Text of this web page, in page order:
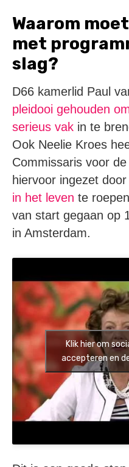
Waarom
met
slag?
D66 kamerlid Paul
pleidooi gehouden
serieus vak in te
Ook Neelie Kroes
Commissaris voor
hiervoor ingezet
in het leven te
van start gegaan op
in Amsterdam.
Klik hier om
accepteren en